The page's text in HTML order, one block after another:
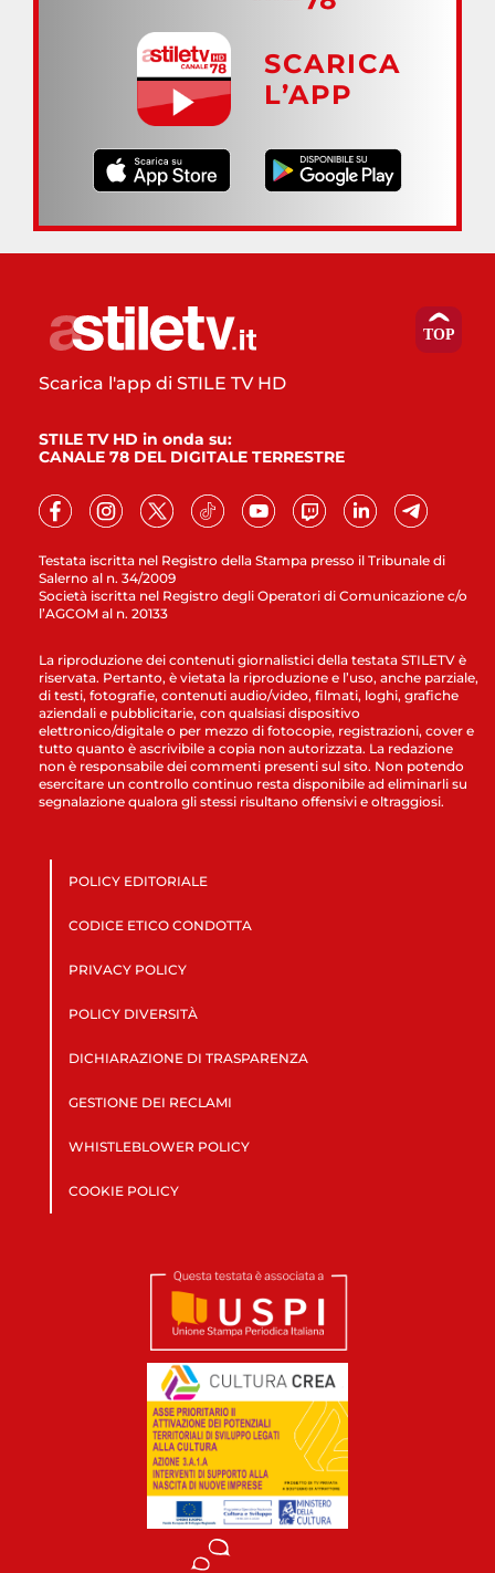
SCARICA
L’APP
Testata iscritta nel Registro della Stampa presso il Tribunale di
Salerno al n. 34/2009
Società iscritta nel Registro degli Operatori di Comunicazione c/o
l’AGCOM al n. 20133
Scarica l'app di STILE TV HD
STILE TV HD in onda su:
CANALE 78 DEL DIGITALE TERRESTRE
La riproduzione dei contenuti giornalistici della testata STILETV è
riservata. Pertanto, è vietata la riproduzione e l’uso, anche parziale,
di testi, fotografie, contenuti audio/video, filmati, loghi, grafiche
aziendali e pubblicitarie, con qualsiasi dispositivo
elettronico/digitale o per mezzo di fotocopie, registrazioni, cover e
tutto quanto è ascrivibile a copia non autorizzata. La redazione
non è responsabile dei commenti presenti sul sito. Non potendo
esercitare un controllo continuo resta disponibile ad eliminarli su
segnalazione qualora gli stessi risultano offensivi e oltraggiosi.
POLICY EDITORIALE
CODICE ETICO CONDOTTA
PRIVACY POLICY
POLICY DIVERSITÀ
DICHIARAZIONE DI TRASPARENZA
GESTIONE DEI RECLAMI
WHISTLEBLOWER POLICY
COOKIE POLICY